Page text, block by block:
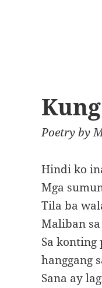
Poetryby
Hindi ko
Mga
Tila ba
Maliban
Sa konting
hanggang
Sana ay